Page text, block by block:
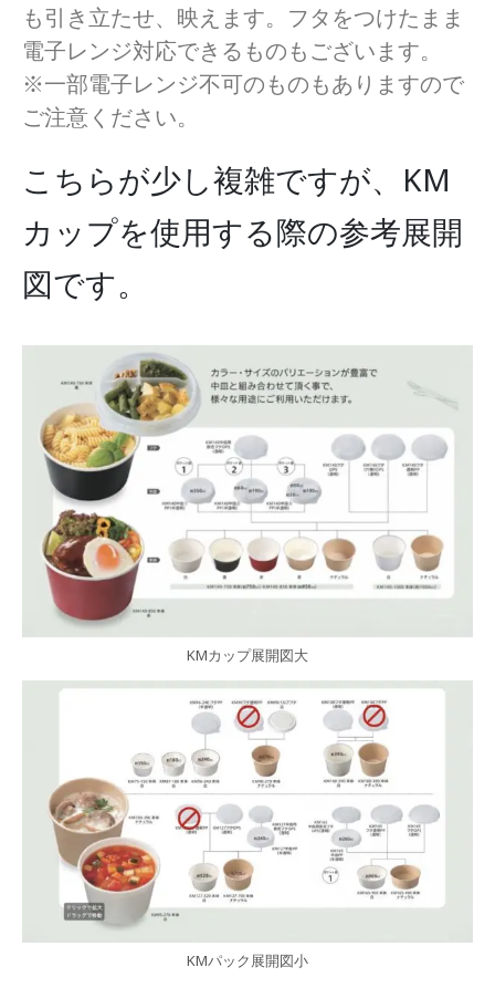
も引き立たせ、映えます。フタをつけたまま
電子レンジ対応できるものもございます。
※一部電子レンジ不可のものもありますので
ご注意ください。
こちらが少し複雑ですが、KM
カップを使用する際の参考展開
図です。
KMカップ展開図大
KMパック展開図小